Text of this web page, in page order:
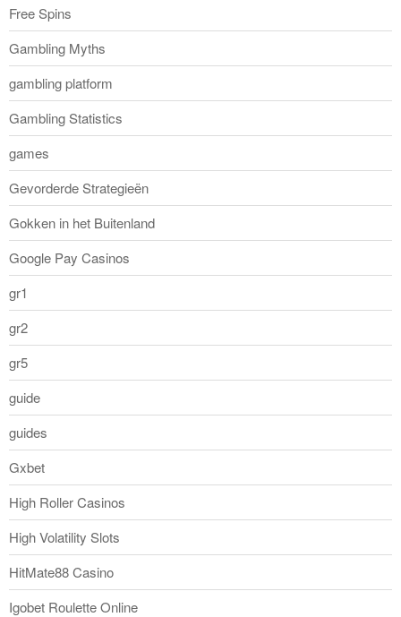
Free Spins
Gambling Myths
gambling platform
Gambling Statistics
games
Gevorderde Strategieën
Gokken in het Buitenland
Google Pay Casinos
gr1
gr2
gr5
guide
guides
Gxbet
High Roller Casinos
High Volatility Slots
HitMate88 Casino
Igobet Roulette Online